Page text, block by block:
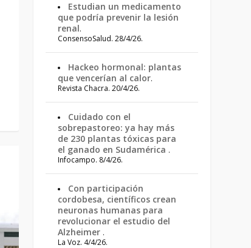
Estudian un medicamento
que podría prevenir la lesión
renal.
ConsensoSalud. 28/4/26.
Hackeo hormonal: plantas
que vencerían al calor.
Revista Chacra. 20/4/26.
Cuidado con el
sobrepastoreo: ya hay más
de 230 plantas tóxicas para
el ganado en Sudamérica .
Infocampo. 8/4/26.
Con participación
cordobesa, científicos crean
neuronas humanas para
revolucionar el estudio del
Alzheimer .
La Voz. 4/4/26.